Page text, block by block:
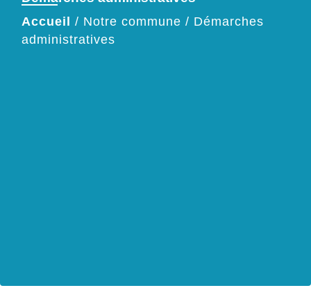
Accueil / Notre commune / Démarches
administratives